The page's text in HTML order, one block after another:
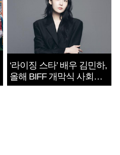
‘라이징 스타’ 배우 김민하,
올해 BIFF 개막식 사회자
확정